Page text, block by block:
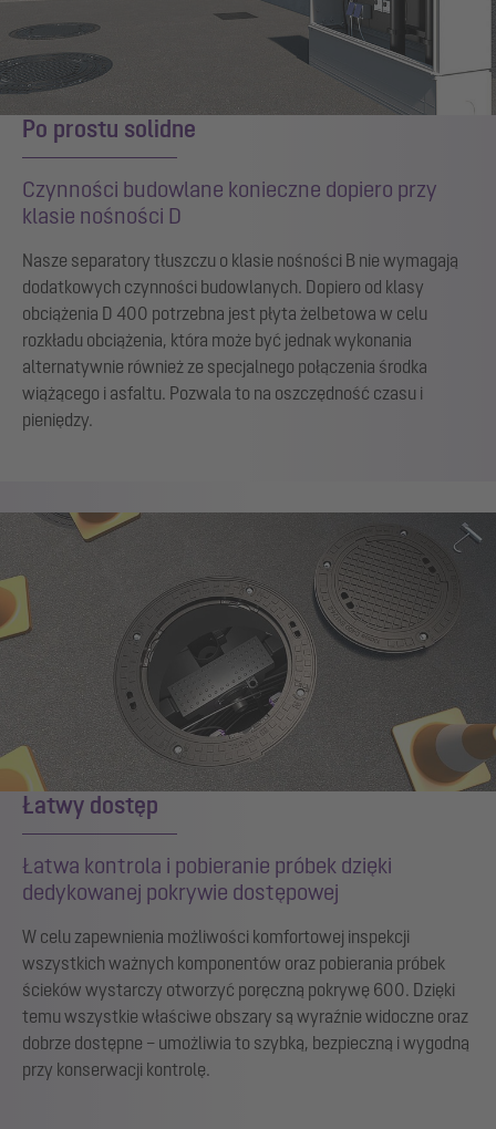
Po prostu solidne
Czynności budowlane konieczne dopiero przy
klasie nośności D
Nasze separatory tłuszczu o klasie nośności B nie wymagają
dodatkowych czynności budowlanych. Dopiero od klasy
obciążenia D 400 potrzebna jest płyta żelbetowa w celu
rozkładu obciążenia, która może być jednak wykonania
alternatywnie również ze specjalnego połączenia środka
wiążącego i asfaltu. Pozwala to na oszczędność czasu i
pieniędzy.
Łatwy dostęp
Łatwa kontrola i pobieranie próbek dzięki
dedykowanej pokrywie dostępowej
W celu zapewnienia możliwości komfortowej inspekcji
wszystkich ważnych komponentów oraz pobierania próbek
ścieków wystarczy otworzyć poręczną pokrywę 600. Dzięki
temu wszystkie właściwe obszary są wyraźnie widoczne oraz
dobrze dostępne – umożliwia to szybką, bezpieczną i wygodną
przy konserwacji kontrolę.